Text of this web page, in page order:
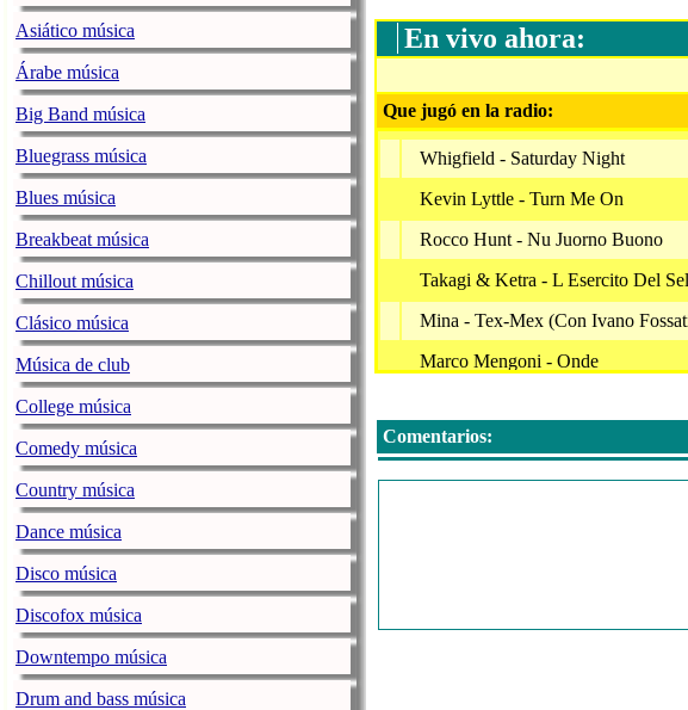
Asiático música
Árabe música
Big Band música
Bluegrass música
Blues música
Breakbeat música
Chillout música
Clásico música
Música de club
College música
Comedy música
Country música
Dance música
Disco música
Discofox música
Downtempo música
Drum and bass música
En vivo ahora:
Que jugó en la radio:
Whigfield - Saturday Night
Kevin Lyttle - Turn Me On
Rocco Hunt - Nu Juorno Buono
Takagi & Ketra - L Esercito Del
Mina - Tex-Mex (Con Ivano
Marco Mengoni - Onde
Studio Star - Golden Classic 012
Alok, Sigala - All By Myself (Ft
Comentarios: